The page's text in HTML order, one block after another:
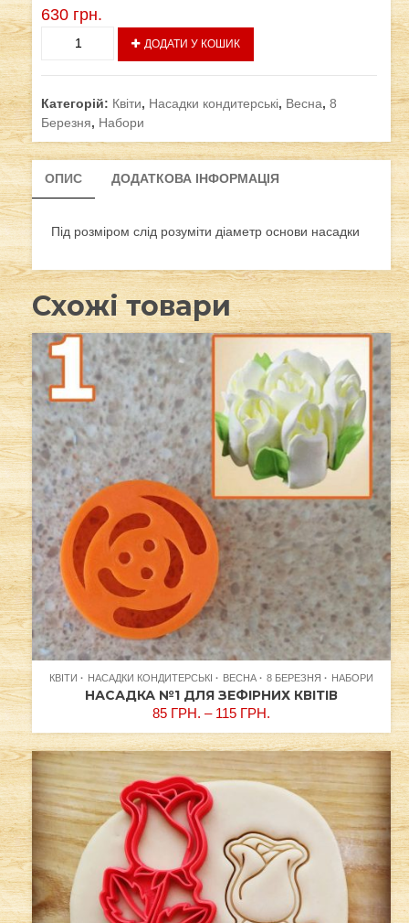
630 грн.
для
квітів
кількість
ДОДАТИ У КОШИК
Категорій: Квіти, Насадки кондитерські, Весна, 8
Березня, Набори
ОПИС ДОДАТКОВА ІНФОРМАЦІЯ
Під розміром слід розуміти діаметр основи насадки
Схожі товари
КВІТИ НАСАДКИ КОНДИТЕРСЬКІ ВЕСНА 8 БЕРЕЗНЯ НАБОРИ
НАСАДКА №1 ДЛЯ ЗЕФІРНИХ КВІТІВ
85 ГРН. – 115 ГРН.